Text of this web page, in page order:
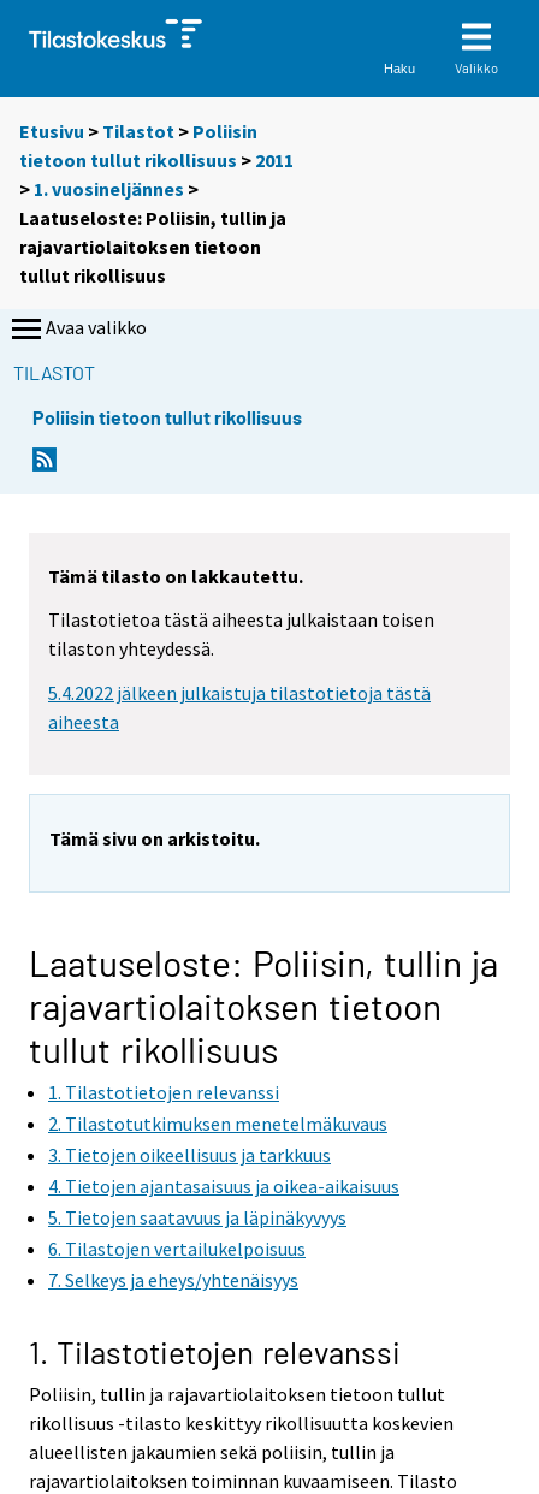
Haku Valikko
Etusivu > Tilastot > Poliisin
tietoon tullut rikollisuus > 2011
> 1. vuosineljännes >
Laatuseloste: Poliisin, tullin ja
rajavartiolaitoksen tietoon
tullut rikollisuus
Avaa valikko
TILASTOT
Poliisin tietoon tullut rikollisuus
Tämä tilasto on lakkautettu.
Tilastotietoa tästä aiheesta julkaistaan toisen
tilaston yhteydessä.
5.4.2022 jälkeen julkaistuja tilastotietoja tästä
aiheesta
Tämä sivu on arkistoitu.
Laatuseloste: Poliisin, tullin ja
rajavartiolaitoksen tietoon
tullut rikollisuus
1. Tilastotietojen relevanssi
2. Tilastotutkimuksen menetelmäkuvaus
3. Tietojen oikeellisuus ja tarkkuus
4. Tietojen ajantasaisuus ja oikea-aikaisuus
5. Tietojen saatavuus ja läpinäkyvyys
6. Tilastojen vertailukelpoisuus
7. Selkeys ja eheys/yhtenäisyys
1. Tilastotietojen relevanssi
Poliisin, tullin ja rajavartiolaitoksen tietoon tullut
rikollisuus -tilasto keskittyy rikollisuutta koskevien
alueellisten jakaumien sekä poliisin, tullin ja
rajavartiolaitoksen toiminnan kuvaamiseen. Tilasto